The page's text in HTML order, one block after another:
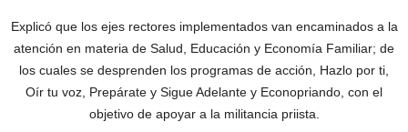
Explicó que los ejes rectores implementados van encaminados a la
atención en materia de Salud, Educación y Economía Familiar; de
los cuales se desprenden los programas de acción, Hazlo por ti,
Oír tu voz, Prepárate y Sigue Adelante y Econopriando, con el
objetivo de apoyar a la militancia priista.